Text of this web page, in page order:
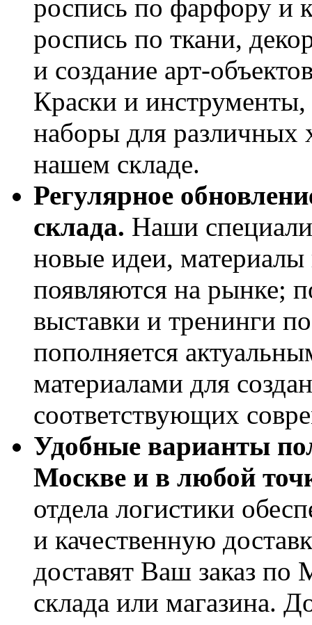
роспись по фарфору и
роспись по ткани,
и создание арт-
Краски и инструменты,
наборы для различных
нашем складе.
Регулярное
склада. Наши
новые идеи, материалы
появляются на рынке;
выставки и тренинги
пополняется
материалами для
соответствующих
Удобные варианты
Москве и в любой
отдела логистики
и качественную
доставят Ваш заказ
склада или магазина.